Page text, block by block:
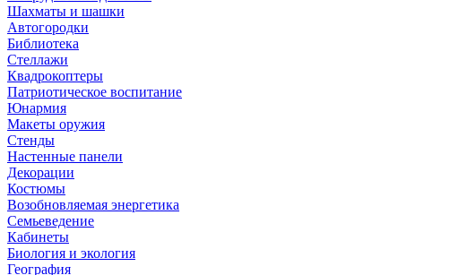
Шахматы и шашки
Автогородки
Библиотека
Стеллажи
Квадрокоптеры
Патриотическое воспитание
Юнармия
Макеты оружия
Стенды
Настенные панели
Декорации
Костюмы
Возобновляемая энергетика
Семьеведение
Кабинеты
Биология и экология
География